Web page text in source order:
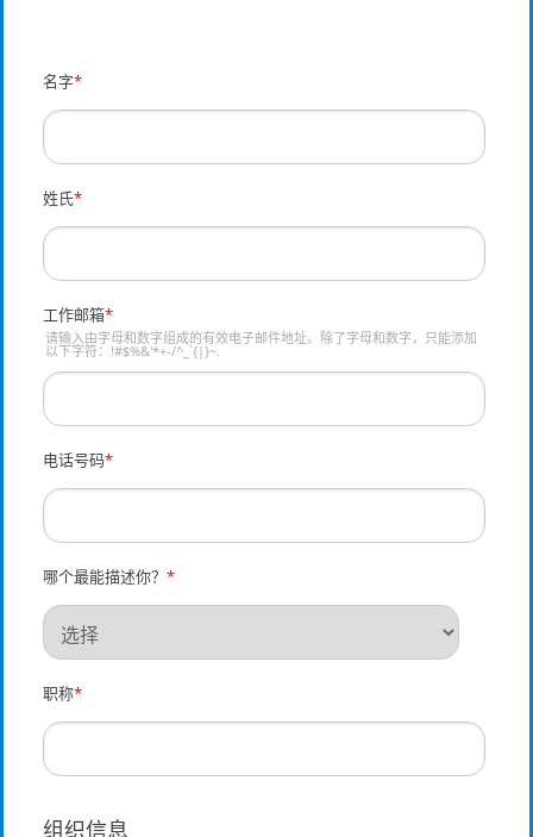
名字*
姓氏*
工作邮箱*
请输入由字母和数字组成的有效电子邮件地址。除了字母和数字，只能添加
以下字符：!#$%&'*+-/^_`{|}~.
电话号码*
哪个最能描述你？ *
职称*
组织信息